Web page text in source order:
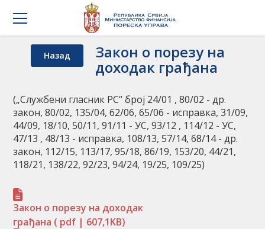
Назад Закон о порезу на
доходак грађана
(„Службени гласник РС“ брoj 24/01 , 80/02 - др.
закон, 80/02, 135/04, 62/06, 65/06 - исправка, 31/09,
44/09, 18/10, 50/11, 91/11 - УС, 93/12 , 114/12 - УС,
47/13 , 48/13 - исправка, 108/13, 57/14, 68/14 - др.
закон, 112/15, 113/17, 95/18, 86/19, 153/20, 44/21,
118/21, 138/22, 92/23, 94/24, 19/25, 109/25)
Закон о порезу на доходак
грађана ( pdf | 607,1KB)